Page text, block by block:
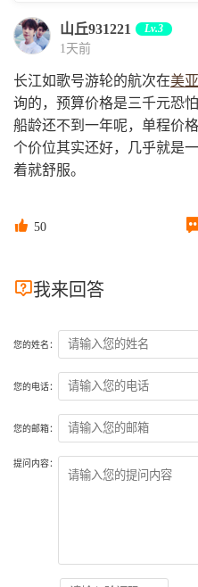
山丘931221 Lv.3
1天前
长江如歌号游轮的航次在美
询的，预算价格是三千元恐
船龄还不到一年呢，单程价
个价位其实还好，几乎就是
着就舒服。
 50
我来回答
您的姓名：
您的电话：
您的邮箱：
提问内容：